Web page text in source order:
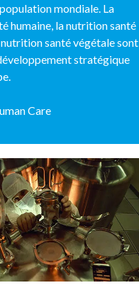
mondiale. La
humaine, la nutrition santé
santé végétale sont
stratégique
Care